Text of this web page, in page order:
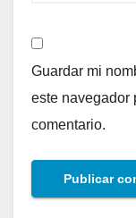
Guardar mi
este navegador
comentario.